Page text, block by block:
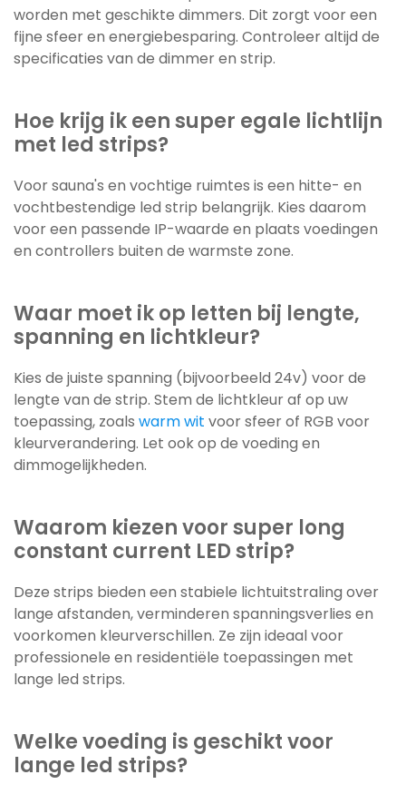
worden met geschikte dimmers. Dit zorgt voor een
fijne sfeer en energiebesparing. Controleer altijd de
specificaties van de dimmer en strip.
Hoe krijg ik een super egale lichtlijn
met led strips?
Voor sauna's en vochtige ruimtes is een hitte- en
vochtbestendige led strip belangrijk. Kies daarom
voor een passende IP-waarde en plaats voedingen
en controllers buiten de warmste zone.
Waar moet ik op letten bij lengte,
spanning en lichtkleur?
Kies de juiste spanning (bijvoorbeeld 24v) voor de
lengte van de strip. Stem de lichtkleur af op uw
toepassing, zoals warm wit voor sfeer of RGB voor
kleurverandering. Let ook op de voeding en
dimmogelijkheden.
Waarom kiezen voor super long
constant current LED strip?
Deze strips bieden een stabiele lichtuitstraling over
lange afstanden, verminderen spanningsverlies en
voorkomen kleurverschillen. Ze zijn ideaal voor
professionele en residentiële toepassingen met
lange led strips.
Welke voeding is geschikt voor
lange led strips?